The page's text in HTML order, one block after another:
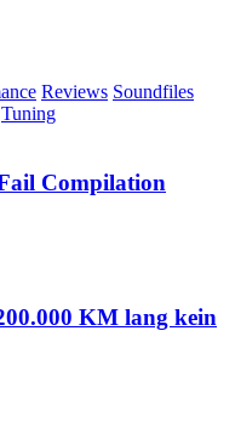
Reviews Soundfiles
Tuning
Compilation
KM lang kein